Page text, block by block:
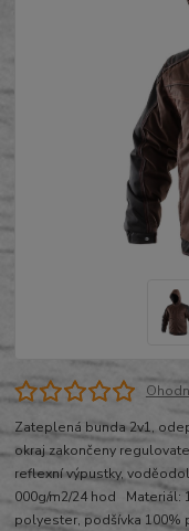
Zateplená bunda 2v1,
okraj zakončeny
reflexní výpustky,
000g/m2/24 hod Materiál:
polyester, podšívka 100%